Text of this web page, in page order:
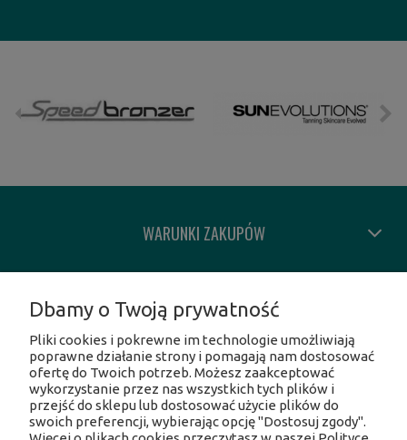
WARUNKI ZAKUPÓW
INFORMACJE O SKLEPIE
SOCIAL MEDIA
Dbamy o Twoją prywatność
Pliki cookies i pokrewne im technologie umożliwiają
poprawne działanie strony i pomagają nam dostosować
ofertę do Twoich potrzeb. Możesz zaakceptować
wykorzystanie przez nas wszystkich tych plików i
przejść do sklepu lub dostosować użycie plików do
swoich preferencji, wybierając opcję "Dostosuj zgody".